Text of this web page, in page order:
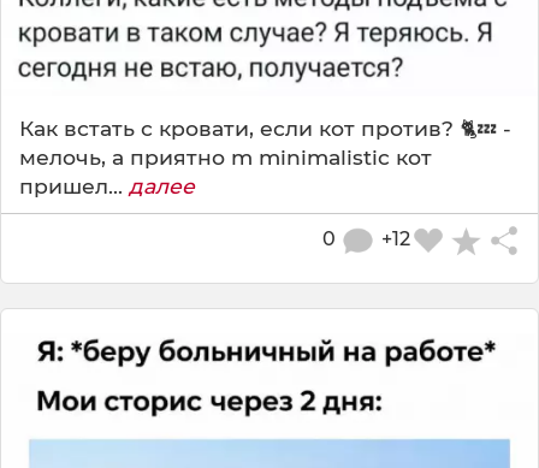
Как встать с кровати, если кот против? 🐈💤 -
мелочь, а приятно m minimalistic кот
пришел... далее
+12
0